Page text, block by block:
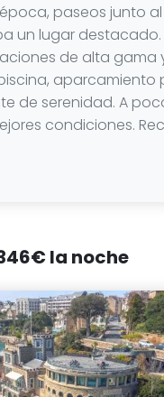
paseos junto
lugar
de alta
serenidad. A
condiciones.
la noche